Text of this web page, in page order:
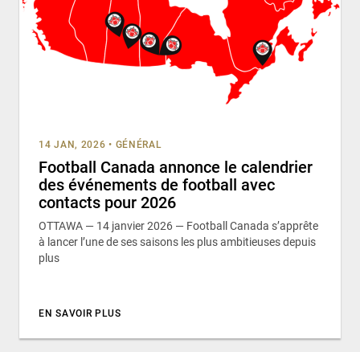
14 JAN, 2026 • GÉNÉRAL
Football Canada annonce le calendrier
des événements de football avec
contacts pour 2026
OTTAWA — 14 janvier 2026 — Football Canada s’apprête
à lancer l’une de ses saisons les plus ambitieuses depuis
plus
EN SAVOIR PLUS